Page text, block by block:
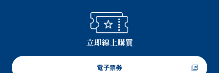
立即線上購買
電子票券